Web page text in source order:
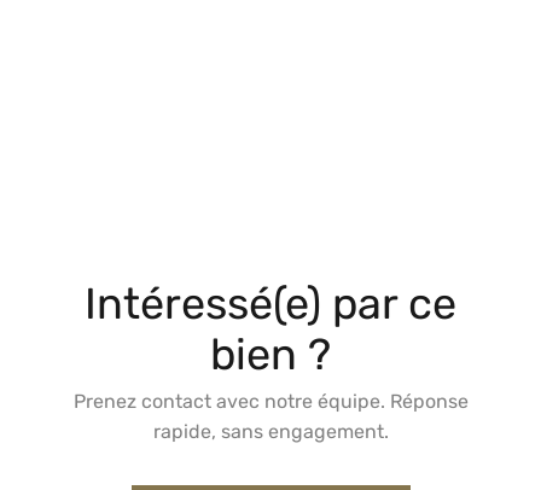
Intéressé(e) par ce
bien ?
Prenez contact avec notre équipe. Réponse
rapide, sans engagement.